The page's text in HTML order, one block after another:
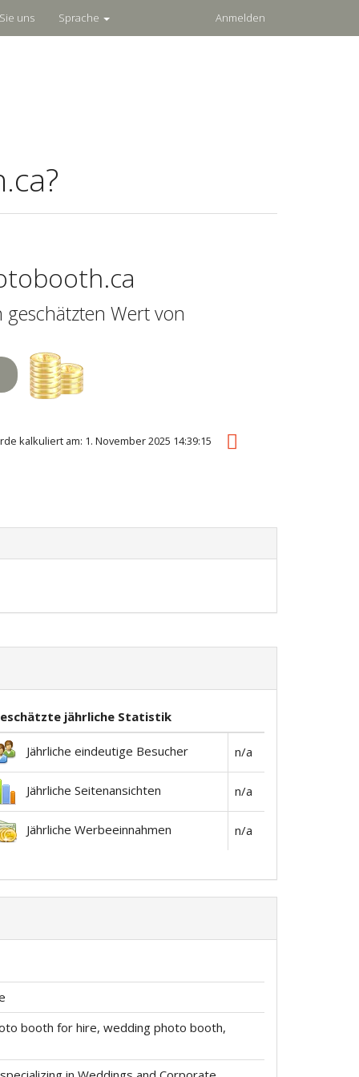
uns Sprache Anmelden
geschätzten Wert von
kalkuliert am: 1. November 2025 14:39:15
jährliche Statistik
Jährliche eindeutige Besucher n/a
Jährliche Seitenansichten n/a
Jährliche Werbeeinnahmen n/a
booth for hire, wedding photo booth,